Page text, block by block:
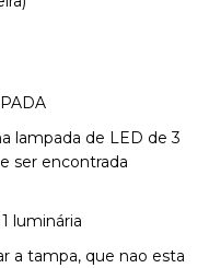
lampada de LED de 3
ser encontrada
luminária
a tampa, que nao esta